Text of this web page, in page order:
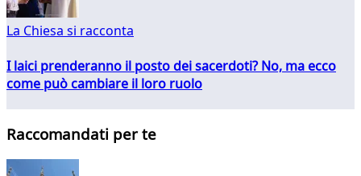
La Chiesa si racconta
I laici prenderanno il posto dei sacerdoti? No, ma ecco
come può cambiare il loro ruolo
Raccomandati per te